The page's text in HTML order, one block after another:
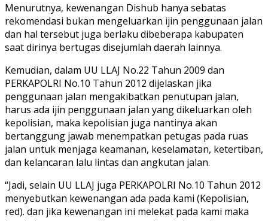
Menurutnya, kewenangan Dishub hanya sebatas
rekomendasi bukan mengeluarkan ijin penggunaan jalan
dan hal tersebut juga berlaku dibeberapa kabupaten
saat dirinya bertugas disejumlah daerah lainnya.
Kemudian, dalam UU LLAJ No.22 Tahun 2009 dan
PERKAPOLRI No.10 Tahun 2012 dijelaskan jika
penggunaan jalan mengakibatkan penutupan jalan,
harus ada ijin penggunaan jalan yang dikeluarkan oleh
kepolisian, maka kepolisian juga nantinya akan
bertanggung jawab menempatkan petugas pada ruas
jalan untuk menjaga keamanan, keselamatan, ketertiban,
dan kelancaran lalu lintas dan angkutan jalan.
“Jadi, selain UU LLAJ juga PERKAPOLRI No.10 Tahun 2012
menyebutkan kewenangan ada pada kami (Kepolisian,
red). dan jika kewenangan ini melekat pada kami maka